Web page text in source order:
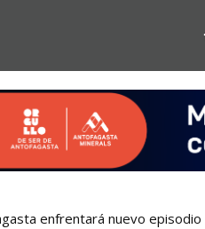
enfrentará nuevo